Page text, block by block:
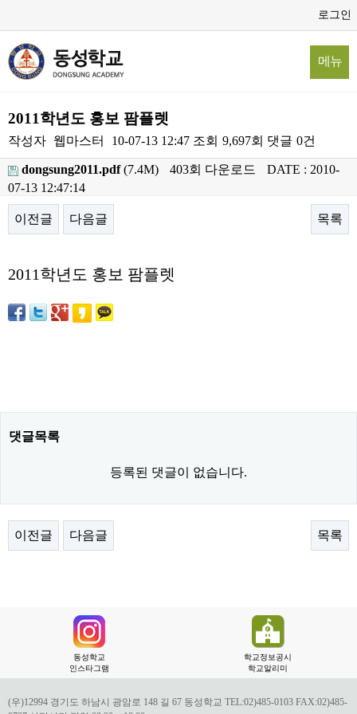
로그인
메뉴
2011학년도 홍보 팜플렛
작성자 웹마스터 10-07-13 12:47 조회 9,697회 댓글 0건
dongsung2011.pdf(7.4M) 403회 다운로드
DATE : 2010-
07-13 12:47:14
이전글 다음글 목록
2011학년도 홍보 팜플렛
댓글목록
등록된 댓글이 없습니다.
이전글 다음글 목록
동성학교
인스타그램
학교정보공시
학교알리미
(우)12994 경기도 하남시 광암로 148 길 67 동성학교 TEL:02)485-0103 FAX:02)485-